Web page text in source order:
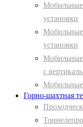
Мобильные
установки
Мобильные
установки
Мобильные
с
Мобильные
Горно-шахтная